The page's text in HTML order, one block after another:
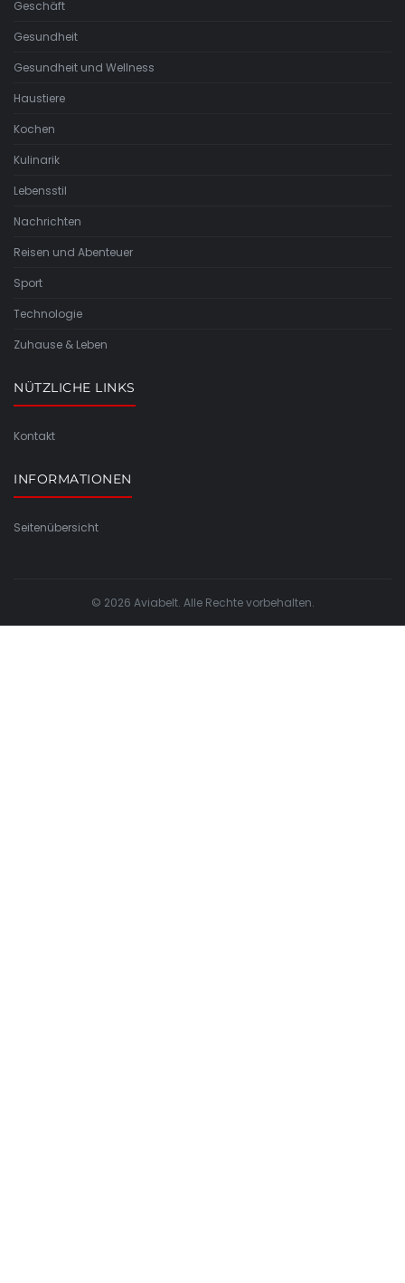
Geschäft
Gesundheit
Gesundheit und Wellness
Haustiere
Kochen
Kulinarik
Lebensstil
Nachrichten
Reisen und Abenteuer
Sport
Technologie
Zuhause & Leben
NÜTZLICHE LINKS
Kontakt
INFORMATIONEN
Seitenübersicht
© 2026 Aviabelt. Alle Rechte vorbehalten.